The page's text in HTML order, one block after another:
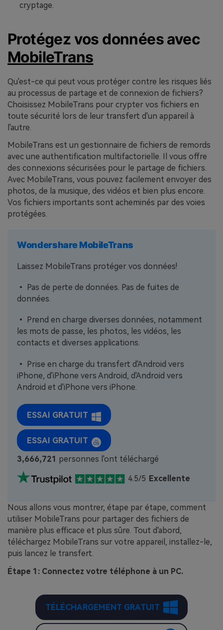
cryptage.
Protégez vos données avec
MobileTrans
Qu'est-ce qui peut vous protéger contre les risques liés
au processus de partage et de connexion de fichiers?
Choisissez MobileTrans pour crypter vos fichiers en
toute sécurité lors de leur transfert d'un appareil à
l'autre.
MobileTrans est un gestionnaire de fichiers de remords
avec une authentification multifactorielle. Il vous offre
des connexions sécurisées pour le partage de fichiers.
Avec MobileTrans, vous pouvez facilement envoyer des
photos, de la musique, des vidéos et bien plus encore.
Vos fichiers importants sont acheminés par des voies
protégées.
Wondershare MobileTrans
Laissez MobileTrans protéger vos données!
• Pas de perte de données. Pas de fuites de
données.
• Prend en charge diverses données, notamment
les mots de passe, les photos, les vidéos, les
contacts et diverses applications.
• Prise en charge du transfert d'Android vers
iPhone, d'iPhone vers Android, d'Android vers
Android et d'iPhone vers iPhone.
ESSAI GRATUIT
ESSAI GRATUIT
3,666,721 personnes l'ont téléchargé
4.5/5 Excellente
Nous allons vous montrer, étape par étape, comment
utiliser MobileTrans pour partager des fichiers de
manière plus efficace et plus sûre. Tout d'abord,
téléchargez MobileTrans sur votre appareil, installez-le,
puis lancez le transfert.
Étape 1: Connectez votre téléphone à un PC.
TÉLÉCHARGEMENT GRATUIT